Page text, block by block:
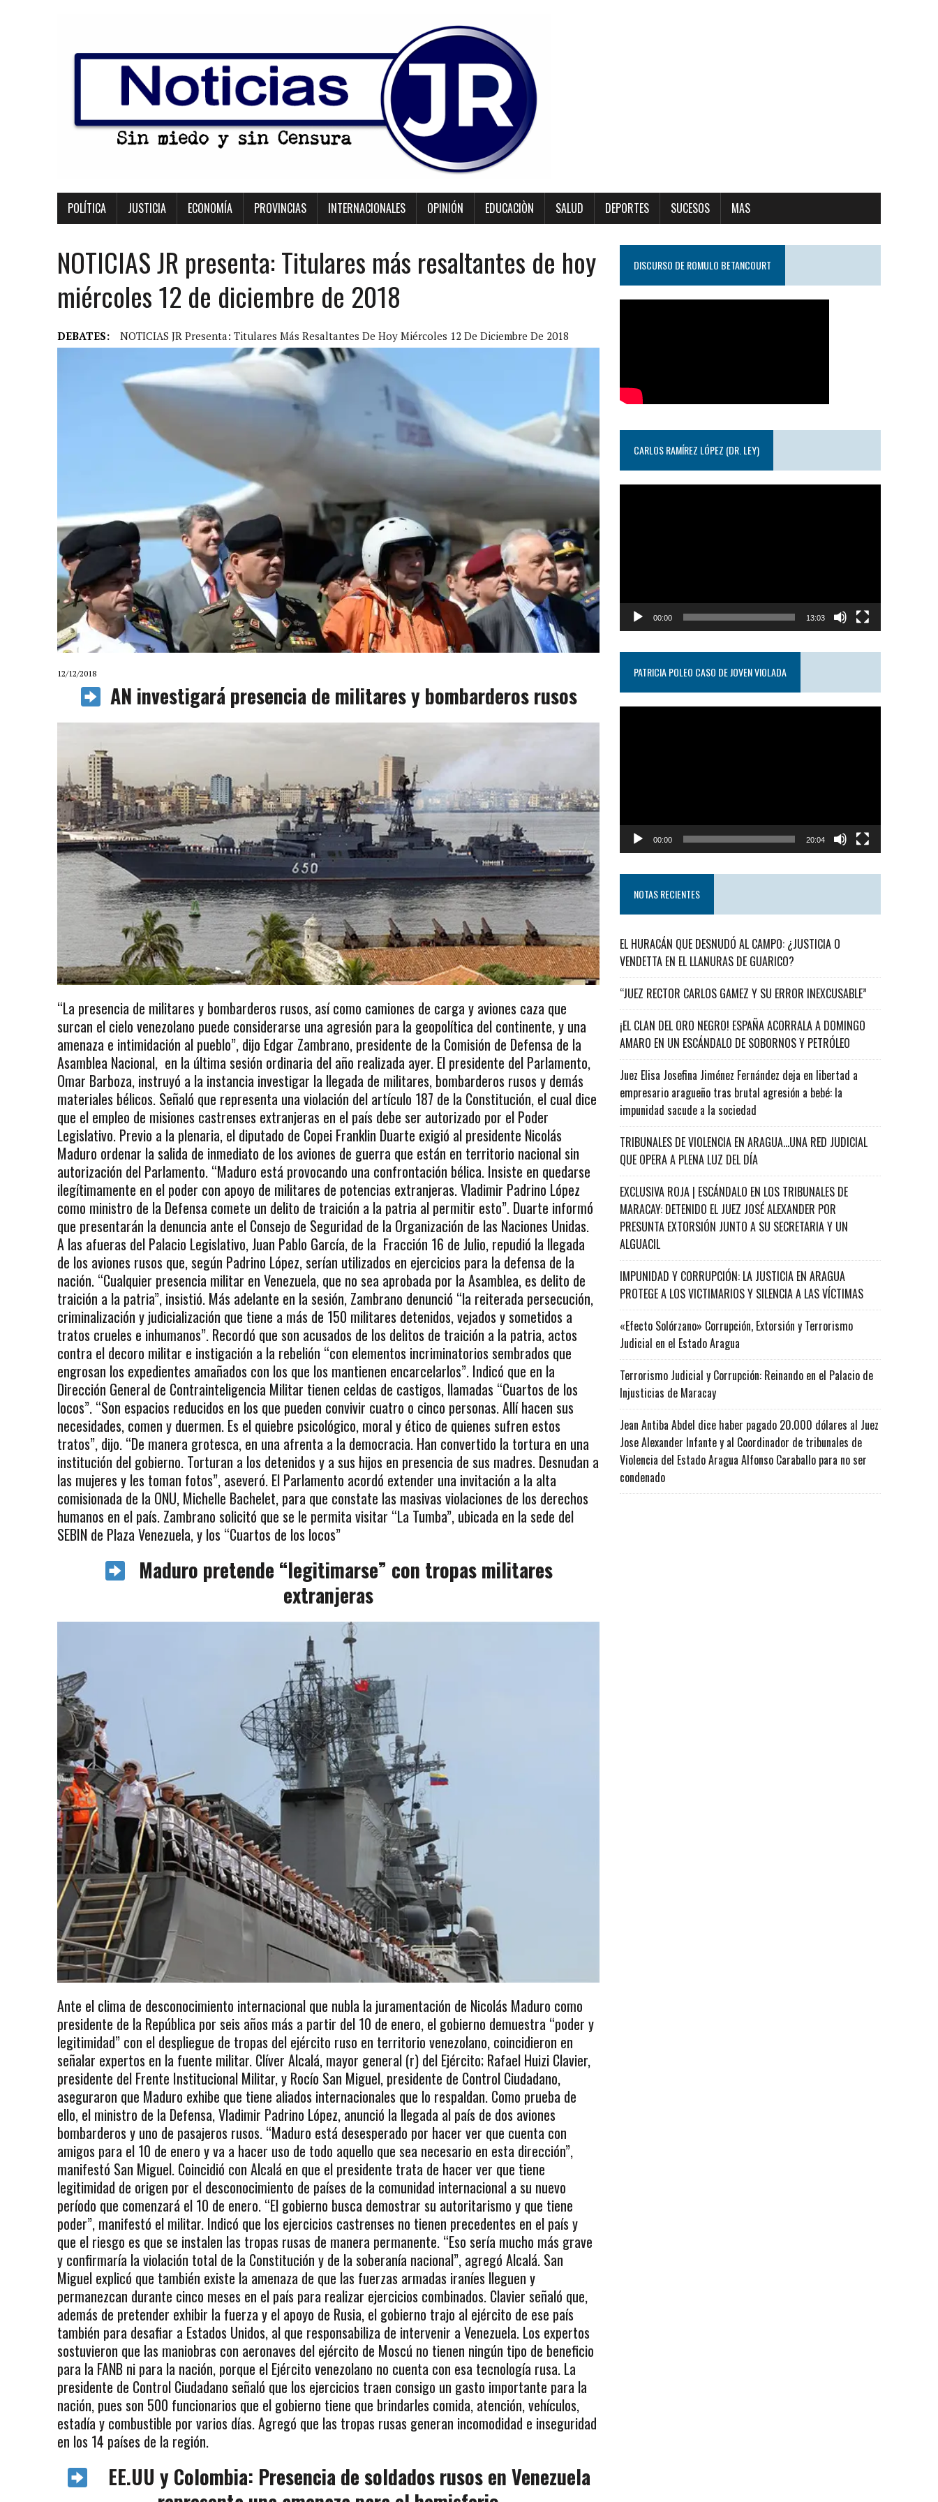
POLÍTICA JUSTICIA ECONOMÍA PROVINCIAS INTERNACIONALES OPINIÓN EDUCACIÒN SALUD DEPORTES SUCESOS MAS
NOTICIAS JR presenta: Titulares más resaltantes de hoy
miércoles 12 de diciembre de 2018
DEBATES: NOTICIAS JR Presenta: Titulares Más Resaltantes De Hoy Miércoles 12 De Diciembre De 2018
12/12/2018
AN investigará presencia de militares y bombarderos rusos
“La presencia de militares y bombarderos rusos, así como camiones de carga y aviones caza que
surcan el cielo venezolano puede considerarse una agresión para la geopolítica del continente, y una
amenaza e intimidación al pueblo”, dijo Edgar Zambrano, presidente de la Comisión de Defensa de la
Asamblea Nacional, en la última sesión ordinaria del año realizada ayer. El presidente del Parlamento,
Omar Barboza, instruyó a la instancia investigar la llegada de militares, bombarderos rusos y demás
materiales bélicos. Señaló que representa una violación del artículo 187 de la Constitución, el cual dice
que el empleo de misiones castrenses extranjeras en el país debe ser autorizado por el Poder
Legislativo. Previo a la plenaria, el diputado de Copei Franklin Duarte exigió al presidente Nicolás
Maduro ordenar la salida de inmediato de los aviones de guerra que están en territorio nacional sin
autorización del Parlamento. “Maduro está provocando una confrontación bélica. Insiste en quedarse
ilegítimamente en el poder con apoyo de militares de potencias extranjeras. Vladimir Padrino López
como ministro de la Defensa comete un delito de traición a la patria al permitir esto”. Duarte informó
que presentarán la denuncia ante el Consejo de Seguridad de la Organización de las Naciones Unidas.
A las afueras del Palacio Legislativo, Juan Pablo García, de la Fracción 16 de Julio, repudió la llegada
de los aviones rusos que, según Padrino López, serían utilizados en ejercicios para la defensa de la
nación. “Cualquier presencia militar en Venezuela, que no sea aprobada por la Asamblea, es delito de
traición a la patria”, insistió. Más adelante en la sesión, Zambrano denunció “la reiterada persecución,
criminalización y judicialización que tiene a más de 150 militares detenidos, vejados y sometidos a
tratos crueles e inhumanos”. Recordó que son acusados de los delitos de traición a la patria, actos
contra el decoro militar e instigación a la rebelión “con elementos incriminatorios sembrados que
engrosan los expedientes amañados con los que los mantienen encarcelarlos”. Indicó que en la
Dirección General de Contrainteligencia Militar tienen celdas de castigos, llamadas “Cuartos de los
locos”. “Son espacios reducidos en los que pueden convivir cuatro o cinco personas. Allí hacen sus
necesidades, comen y duermen. Es el quiebre psicológico, moral y ético de quienes sufren estos
tratos”, dijo. “De manera grotesca, en una afrenta a la democracia. Han convertido la tortura en una
institución del gobierno. Torturan a los detenidos y a sus hijos en presencia de sus madres. Desnudan a
las mujeres y les toman fotos”, aseveró. El Parlamento acordó extender una invitación a la alta
comisionada de la ONU, Michelle Bachelet, para que constate las masivas violaciones de los derechos
humanos en el país. Zambrano solicitó que se le permita visitar “La Tumba”, ubicada en la sede del
SEBIN de Plaza Venezuela, y los “Cuartos de los locos”
Maduro pretende “legitimarse” con tropas militares
extranjeras
Ante el clima de desconocimiento internacional que nubla la juramentación de Nicolás Maduro como
presidente de la República por seis años más a partir del 10 de enero, el gobierno demuestra “poder y
legitimidad” con el despliegue de tropas del ejército ruso en territorio venezolano, coincidieron en
señalar expertos en la fuente militar. Clíver Alcalá, mayor general (r) del Ejército; Rafael Huizi Clavier,
presidente del Frente Institucional Militar, y Rocío San Miguel, presidente de Control Ciudadano,
aseguraron que Maduro exhibe que tiene aliados internacionales que lo respaldan. Como prueba de
ello, el ministro de la Defensa, Vladimir Padrino López, anunció la llegada al país de dos aviones
bombarderos y uno de pasajeros rusos. “Maduro está desesperado por hacer ver que cuenta con
amigos para el 10 de enero y va a hacer uso de todo aquello que sea necesario en esta dirección”,
manifestó San Miguel. Coincidió con Alcalá en que el presidente trata de hacer ver que tiene
legitimidad de origen por el desconocimiento de países de la comunidad internacional a su nuevo
período que comenzará el 10 de enero. “El gobierno busca demostrar su autoritarismo y que tiene
poder”, manifestó el militar. Indicó que los ejercicios castrenses no tienen precedentes en el país y
que el riesgo es que se instalen las tropas rusas de manera permanente. “Eso sería mucho más grave
y confirmaría la violación total de la Constitución y de la soberanía nacional”, agregó Alcalá. San
Miguel explicó que también existe la amenaza de que las fuerzas armadas iraníes lleguen y
permanezcan durante cinco meses en el país para realizar ejercicios combinados. Clavier señaló que,
además de pretender exhibir la fuerza y el apoyo de Rusia, el gobierno trajo al ejército de ese país
también para desafiar a Estados Unidos, al que responsabiliza de intervenir a Venezuela. Los expertos
sostuvieron que las maniobras con aeronaves del ejército de Moscú no tienen ningún tipo de beneficio
para la FANB ni para la nación, porque el Ejército venezolano no cuenta con esa tecnología rusa. La
presidente de Control Ciudadano señaló que los ejercicios traen consigo un gasto importante para la
nación, pues son 500 funcionarios que el gobierno tiene que brindarles comida, atención, vehículos,
estadía y combustible por varios días. Agregó que las tropas rusas generan incomodidad e inseguridad
en los 14 países de la región.
EE.UU y Colombia: Presencia de soldados rusos en Venezuela
DISCURSO DE ROMULO BETANCOURT
CARLOS RAMÍREZ LÓPEZ (DR. LEY)
00:00 13:03
PATRICIA POLEO CASO DE JOVEN VIOLADA
00:00 20:04
NOTAS RECIENTES
EL HURACÁN QUE DESNUDÓ AL CAMPO: ¿JUSTICIA O
VENDETTA EN EL LLANURAS DE GUARICO?
“JUEZ RECTOR CARLOS GAMEZ Y SU ERROR INEXCUSABLE”
¡EL CLAN DEL ORO NEGRO! ESPAÑA ACORRALA A DOMINGO
AMARO EN UN ESCÁNDALO DE SOBORNOS Y PETRÓLEO
Juez Elisa Josefina Jiménez Fernández deja en libertad a
empresario aragueño tras brutal agresión a bebé: la
impunidad sacude a la sociedad
TRIBUNALES DE VIOLENCIA EN ARAGUA…UNA RED JUDICIAL
QUE OPERA A PLENA LUZ DEL DÍA
EXCLUSIVA ROJA | ESCÁNDALO EN LOS TRIBUNALES DE
MARACAY: DETENIDO EL JUEZ JOSÉ ALEXANDER POR
PRESUNTA EXTORSIÓN JUNTO A SU SECRETARIA Y UN
ALGUACIL
IMPUNIDAD Y CORRUPCIÓN: LA JUSTICIA EN ARAGUA
PROTEGE A LOS VICTIMARIOS Y SILENCIA A LAS VÍCTIMAS
«Efecto Solórzano» Corrupción, Extorsión y Terrorismo
Judicial en el Estado Aragua
Terrorismo Judicial y Corrupción: Reinando en el Palacio de
Injusticias de Maracay
Jean Antiba Abdel dice haber pagado 20.000 dólares al Juez
Jose Alexander Infante y al Coordinador de tribunales de
Violencia del Estado Aragua Alfonso Caraballo para no ser
condenado